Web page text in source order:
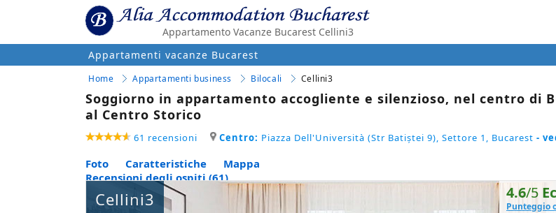
Appartamento Vacanze Bucarest Cellini3
Appartamenti vacanze Bucarest
Home Appartamenti business Bilocali Cellini3
Soggiorno in appartamento accogliente e silenzioso, nel centro di
al Centro Storico
61 recensioni Centro: Piazza Dell'Università (Str Batiștei 9), Settore 1, Bucarest -
Foto Caratteristiche
Mappa
Recensioni degli ospiti (61)
Cellini3 4.6/5
Punteggio